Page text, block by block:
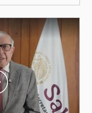
Graciela
Ramírez,
que los
emitieron
"DesCasadas"
adultas
una